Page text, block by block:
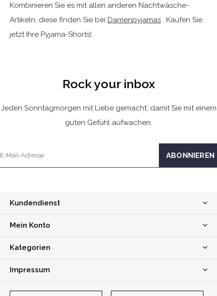
Kombinieren Sie es mit allen anderen Nachtwäsche-
Artikeln, diese finden Sie bei Damenpyjamas . Kaufen Sie
jetzt Ihre Pyjama-Shorts!
Rock your inbox
Jeden Sonntagmorgen mit Liebe gemacht, damit Sie mit einem
guten Gefühl aufwachen.
Kundendienst
Mein Konto
Kategorien
Impressum